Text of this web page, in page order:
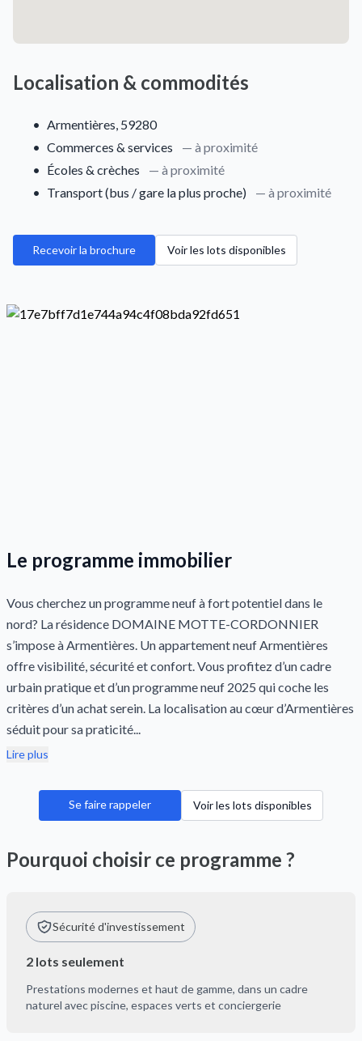
Localisation & commodités
• Armentières, 59280
• Commerces & services
— à proximité
• Écoles & crèches
— à proximité
• Transport (bus / gare la plus proche) — à proximité
Recevoir la brochure Voir les lots disponibles
Le programme immobilier
Vous cherchez un programme neuf à fort potentiel dans le
nord? La résidence DOMAINE MOTTE-CORDONNIER
s’impose à Armentières. Un appartement neuf Armentières
offre visibilité, sécurité et confort. Vous profitez d’un cadre
urbain pratique et d’un programme neuf 2025 qui coche les
critères d’un achat serein. La localisation au cœur d’Armentières
séduit pour sa praticité...
Lire plus
Se faire rappeler Voir les lots disponibles
Pourquoi choisir ce programme ?
Sécurité d'investissement
2 lots seulement
Prestations modernes et haut de gamme, dans un cadre
naturel avec piscine, espaces verts et conciergerie